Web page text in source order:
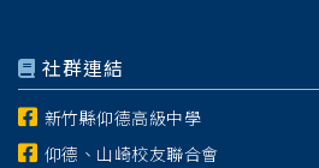
社群連結
新竹縣仰德高級中學
仰德、山崎校友聯合會